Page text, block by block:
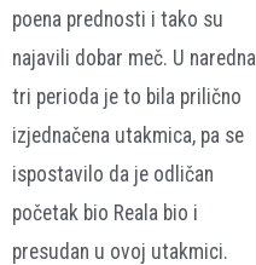
poena prednosti i tako su
najavili dobar meč. U naredna
tri perioda je to bila prilično
izjednačena utakmica, pa se
ispostavilo da je odličan
početak bio Reala bio i
presudan u ovoj utakmici.